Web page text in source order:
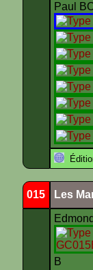
Paul
015 Les